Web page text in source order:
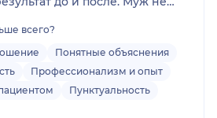
всего?
Понятные объяснения
Профессионализм и опыт
Пунктуальность